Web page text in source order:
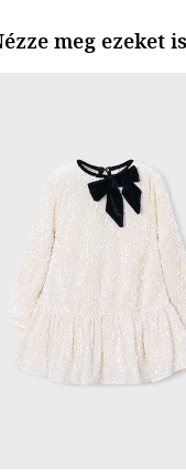
meg ezeket is